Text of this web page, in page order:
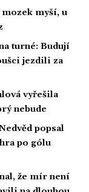
myší, u
turné: Budují
jezdili za
vyřešila
nebude
popsal
po gólu
že mír není